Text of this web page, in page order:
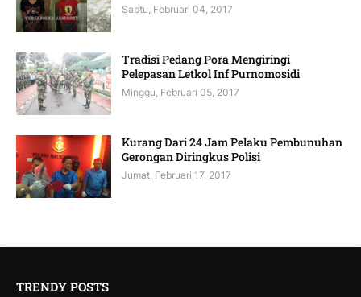
Sabtu, Februari 04, 2017
Tradisi Pedang Pora Mengiringi
Pelepasan Letkol Inf Purnomosidi
Minggu, Februari 05, 2017
Kurang Dari 24 Jam Pelaku Pembunuhan
Gerongan Diringkus Polisi
Jumat, Februari 17, 2017
TRENDY POSTS